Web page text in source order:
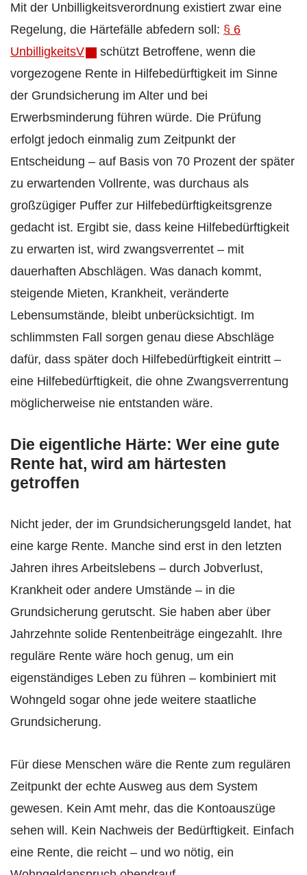
Mit der Unbilligkeitsverordnung existiert zwar eine
Regelung, die Härtefälle abfedern soll: § 6
UnbilligkeitsV
schützt Betroffene, wenn die
vorgezogene Rente in Hilfebedürftigkeit im Sinne
der Grundsicherung im Alter und bei
Erwerbsminderung führen würde. Die Prüfung
erfolgt jedoch einmalig zum Zeitpunkt der
Entscheidung – auf Basis von 70 Prozent der später
zu erwartenden Vollrente, was durchaus als
großzügiger Puffer zur Hilfebedürftigkeitsgrenze
gedacht ist. Ergibt sie, dass keine Hilfebedürftigkeit
zu erwarten ist, wird zwangsverrentet – mit
dauerhaften Abschlägen. Was danach kommt,
steigende Mieten, Krankheit, veränderte
Lebensumstände, bleibt unberücksichtigt. Im
schlimmsten Fall sorgen genau diese Abschläge
dafür, dass später doch Hilfebedürftigkeit eintritt –
eine Hilfebedürftigkeit, die ohne Zwangsverrentung
möglicherweise nie entstanden wäre.
Die eigentliche Härte: Wer eine gute
Rente hat, wird am härtesten
getroffen
Nicht jeder, der im Grundsicherungsgeld landet, hat
eine karge Rente. Manche sind erst in den letzten
Jahren ihres Arbeitslebens – durch Jobverlust,
Krankheit oder andere Umstände – in die
Grundsicherung gerutscht. Sie haben aber über
Jahrzehnte solide Rentenbeiträge eingezahlt. Ihre
reguläre Rente wäre hoch genug, um ein
eigenständiges Leben zu führen – kombiniert mit
Wohngeld sogar ohne jede weitere staatliche
Grundsicherung.
Für diese Menschen wäre die Rente zum regulären
Zeitpunkt der echte Ausweg aus dem System
gewesen. Kein Amt mehr, das die Kontoauszüge
sehen will. Kein Nachweis der Bedürftigkeit. Einfach
eine Rente, die reicht – und wo nötig, ein